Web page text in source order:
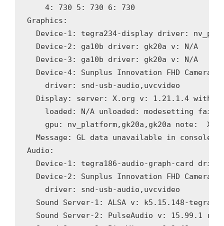
    4: 730 5: 730 6: 730
Graphics:
Device-1: tegra234-display driver:
  Device-2: ga10b driver: gk20a v: N/A
  Device-3: ga10b driver: gk20a v: N/A
Device-4: Sunplus Innovation FHD Camera
    driver: snd-usb-audio,uvcvideo
Display: server: X.org v: 1.21.1.4 with:
loaded: N/A unloaded: modesetting
gpu: nv_platform,gk20a,gk20a note:  X
Message: GL data unavailable in console.
Audio:
Device-1: tegra186-audio-graph-card
Device-2: Sunplus Innovation FHD Camera
    driver: snd-usb-audio,uvcvideo
Sound Server-1: ALSA v: k5.15.148-tegra
Sound Server-2: PulseAudio v: 15.99.1